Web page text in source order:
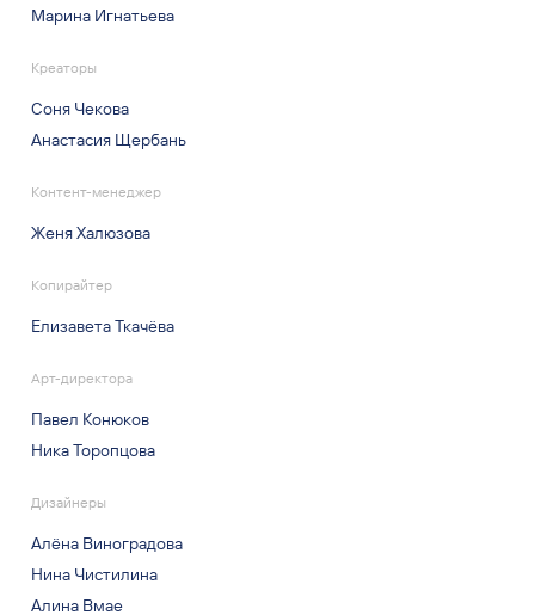
Марина Игнатьева
Креаторы
Соня Чекова
Анастасия Щербань
Контент-менеджер
Женя Халюзова
Копирайтер
Елизавета Ткачёва
Арт-директора
Павел Конюков
Ника Торопцова
Дизайнеры
Алёна Виноградова
Нина Чистилина
Алина Вмае